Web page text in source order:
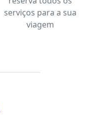
serviços para a sua
viagem